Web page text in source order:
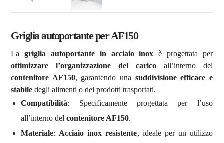
Griglia autoportante per AF150
Lagriglia autoportante in acciaio inox è progettata per
ottimizzare l’organizzazione del caricoall’interno del
contenitore AF150, garantendo una suddivisione efficace e
stabile degli alimenti o dei prodotti trasportati.
Compatibilità: Specificamente progettata per l’uso
all’interno delcontenitore AF150.
Materiale: Acciaio inox resistente, ideale per un utilizzo